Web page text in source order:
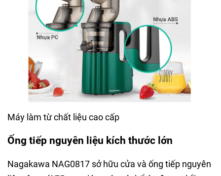
Máy làm từ chất liệu cao cấp
Ống tiếp nguyên liệu kích thước lớn
Nagakawa NAG0817 sở hữu cửa và ống tiếp nguyên